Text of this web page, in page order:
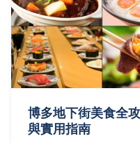
博多地下街美食全
與實用指南